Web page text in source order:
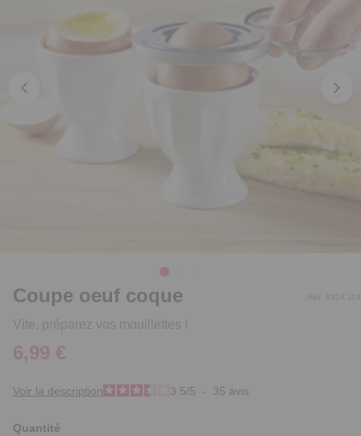
Coupe oeuf coque
Vite, préparez vos mouillettes !
Réf. 9924.119
6,99 €
Voir la description 3.5/5 - 35 avis
Quantité